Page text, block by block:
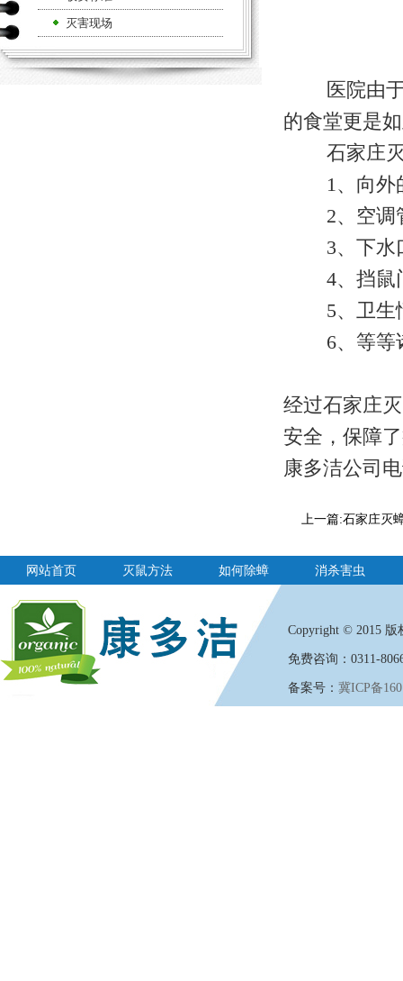
灭害现场
医院由于
的食堂更是
石家庄灭
1、向外的
2、空调管
3、下水
4、挡鼠
5、卫生情
6、等等
经过石家庄
安全，保障
康多洁公司
上一篇:石家庄灭
网站首页 灭鼠方法 如何除蟑 消杀害虫
Copyright © 2015 版
免费咨询：0311-
备案号： 冀ICP备